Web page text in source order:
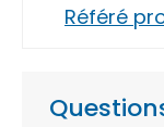
Référé